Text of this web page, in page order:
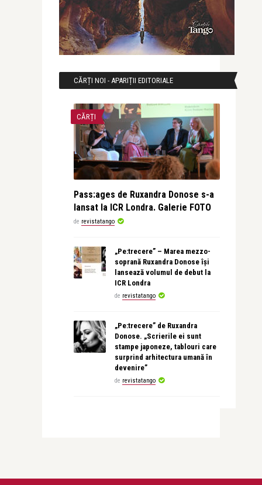
CĂRȚI NOI - APARIȚII EDITORIALE
CĂRȚI
Pass:ages de Ruxandra Donose s-a
lansat la ICR Londra. Galerie FOTO
de revistatango
„Pe:trecere” – Marea mezzo-
soprană Ruxandra Donose își
lansează volumul de debut la
ICR Londra
de revistatango
„Pe:trecere” de Ruxandra
Donose. „Scrierile ei sunt
stampe japoneze, tablouri care
surprind arhitectura umană în
devenire”
de revistatango